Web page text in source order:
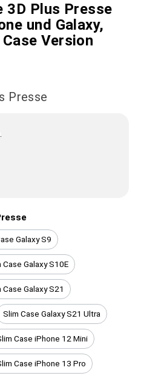
3D Plus Presse
und Galaxy,
Version
Presse
Galaxy S9
Case Galaxy S10E
Case Galaxy S21
Slim Case Galaxy S21 Ultra
Case iPhone 12 Mini
Case iPhone 13 Pro